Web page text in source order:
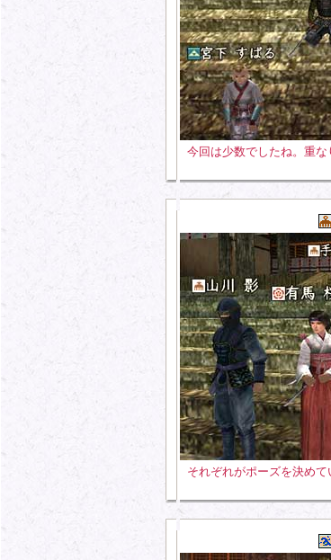
今回は少数でしたね。重な
それぞれがポーズを決めて